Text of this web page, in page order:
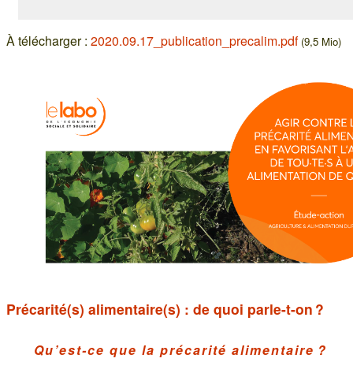
À télécharger : 2020.09.17_publication_precalim.pdf (9,5 Mio)
Précarité(s) alimentaire(s) : de quoi parle-t-on ?
Qu’est-ce que la précarité alimentaire ?